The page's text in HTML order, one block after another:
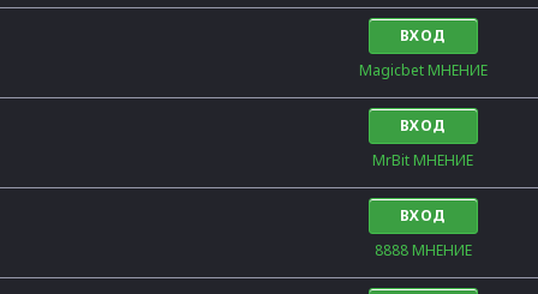
ВХОД
Magicbet МНЕНИЕ
ВХОД
MrBit МНЕНИЕ
ВХОД
8888 МНЕНИЕ